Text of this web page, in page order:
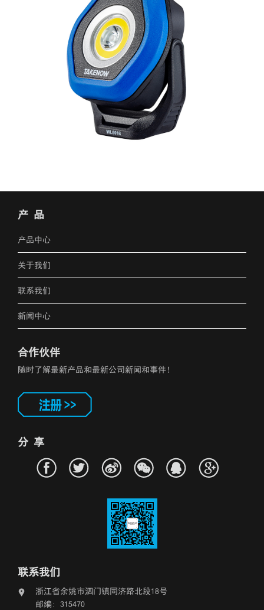
产 品
产品中心
关于我们
联系我们
新闻中心
合作伙伴
随时了解最新产品和最新公司新闻和事件！
分 享
联系我们
浙江省余姚市泗门镇同济路北段18号
邮编: 315470